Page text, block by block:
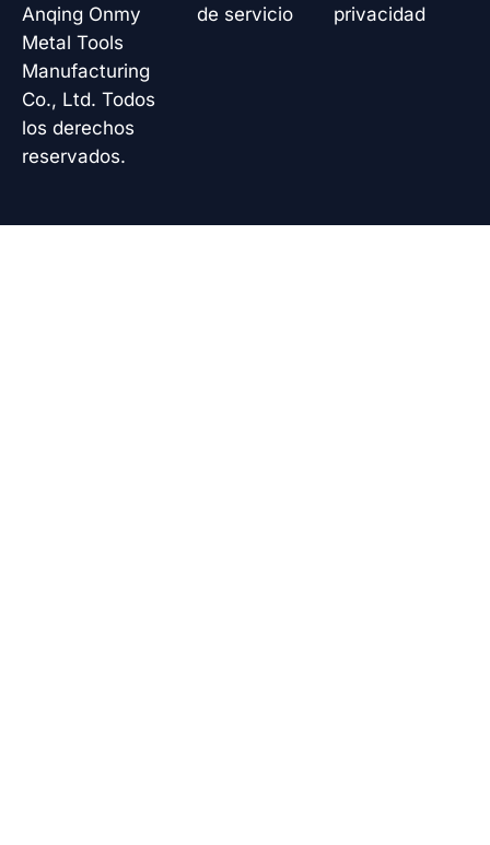
Anqing Onmy
Metal Tools
Manufacturing
Co., Ltd. Todos
los derechos
reservados.
de servicio
privacidad